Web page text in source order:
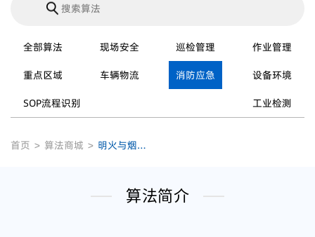
全部算法 现场安全 巡检管理
作业管理
重点区域
车辆物流 消防应急
设备环境
SOP流程识别
工业检测
首页 > 算法商城 > 明火与烟雾识别
算法简介